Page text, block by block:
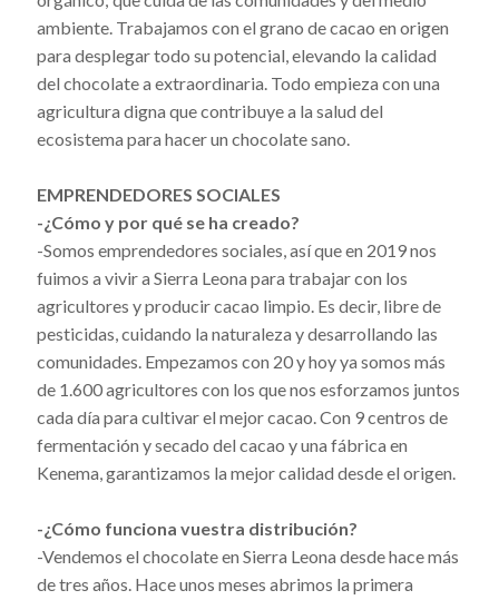
ambiente. Trabajamos con el grano de cacao en origen
para desplegar todo su potencial, elevando la calidad
del chocolate a extraordinaria. Todo empieza con una
agricultura digna que contribuye a la salud del
ecosistema para hacer un chocolate sano.
EMPRENDEDORES SOCIALES
-¿Cómo y por qué se ha creado?
-Somos emprendedores sociales, así que en 2019 nos
fuimos a vivir a Sierra Leona para trabajar con los
agricultores y producir cacao limpio. Es decir, libre de
pesticidas, cuidando la naturaleza y desarrollando las
comunidades. Empezamos con 20 y hoy ya somos más
de 1.600 agricultores con los que nos esforzamos juntos
cada día para cultivar el mejor cacao. Con 9 centros de
fermentación y secado del cacao y una fábrica en
Kenema, garantizamos la mejor calidad desde el origen.
-¿Cómo funciona vuestra distribución?
-Vendemos el chocolate en Sierra Leona desde hace más
de tres años. Hace unos meses abrimos la primera